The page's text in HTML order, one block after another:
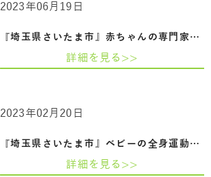
『埼玉県さいたま市』赤ちゃんの専門家『…
2023年06月19日
詳細を見る>>
『埼玉県さいたま市』ベビーの全身運動・…
2023年02月20日
詳細を見る>>